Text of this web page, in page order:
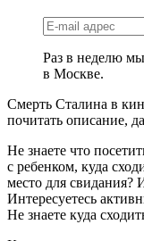
Раз в неделю
в Москве.
Смерть Сталина в
почитать описание,
Не знаете что
с ребенком, куда
место для свидания?
Интересуетесь
Не знаете куда